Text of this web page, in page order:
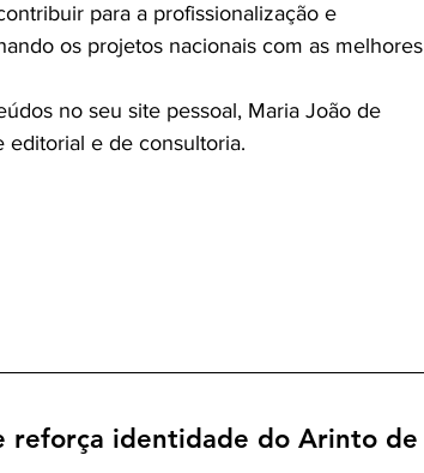
para a profissionalização e
os projetos nacionais com as melhores
no seu site pessoal, Maria João de
editorial e de consultoria.
reforça identidade do Arinto de